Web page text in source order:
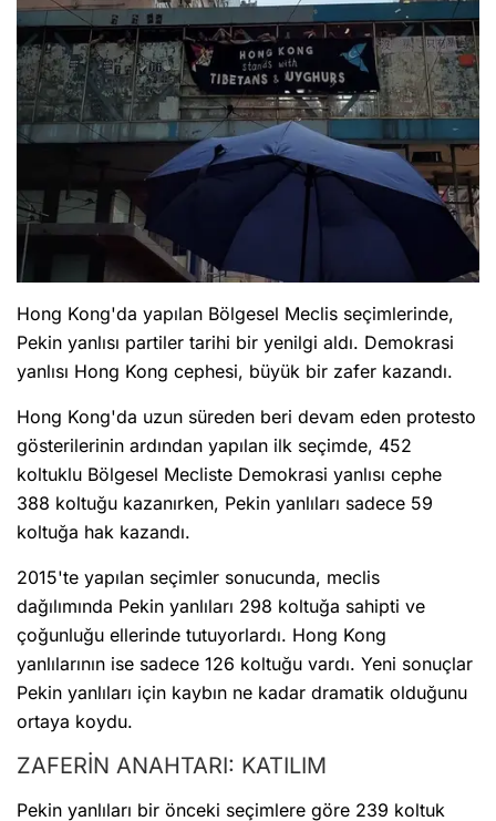
Hong Kong'da yapılan Bölgesel Meclis seçimlerinde,
Pekin yanlısı partiler tarihi bir yenilgi aldı. Demokrasi
yanlısı Hong Kong cephesi, büyük bir zafer kazandı.
Hong Kong'da uzun süreden beri devam eden protesto
gösterilerinin ardından yapılan ilk seçimde, 452
koltuklu Bölgesel Mecliste Demokrasi yanlısı cephe
388 koltuğu kazanırken, Pekin yanlıları sadece 59
koltuğa hak kazandı.
2015'te yapılan seçimler sonucunda, meclis
dağılımında Pekin yanlıları 298 koltuğa sahipti ve
çoğunluğu ellerinde tutuyorlardı. Hong Kong
yanlılarının ise sadece 126 koltuğu vardı. Yeni sonuçlar
Pekin yanlıları için kaybın ne kadar dramatik olduğunu
ortaya koydu.
ZAFERİN ANAHTARI: KATILIM
Pekin yanlıları bir önceki seçimlere göre 239 koltuk